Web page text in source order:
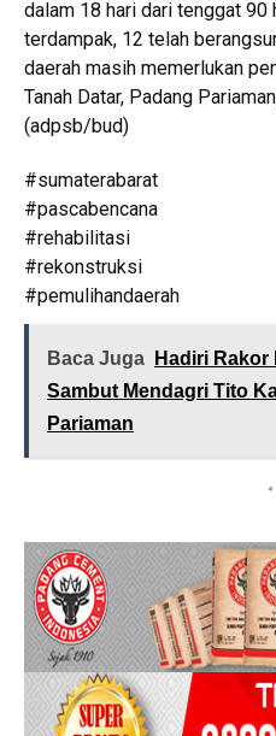
dalam 18 hari dari tenggat 90
terdampak, 12 telah
daerah masih memerlukan
Tanah Datar, Padang
(adpsb/bud)
#sumaterabarat
#pascabencana
#rehabilitasi
#rekonstruksi
#pemulihandaerah
Baca Juga
Hadiri Rakor
Sambut Mendagri Tito
Pariaman
*